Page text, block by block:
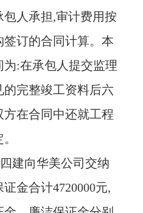
人承担,审计费用按
订的合同计算。本
:在承包人提交监理
完整竣工资料后六
在合同中还就工程
建向华美公司交纳
金合计4720000元,